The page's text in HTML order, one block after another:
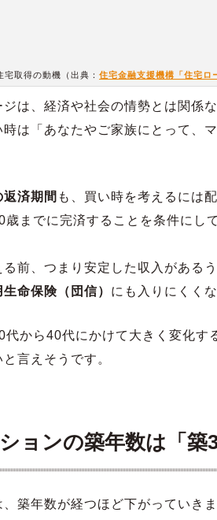
宅取得の動機（出典： 住宅金融支援機構「住宅ロ
は、経済や社会の情勢とは関係
は「あなたやご家族にとって、
済期間 も、買い時を考えるには
歳までに完済することを条件にし
る前、つまり安定した収入がある
生命保険（団信） にも入りにくくな
代から40代にかけて大きく変化す
言えそうです。
ョンの築年数は「築
築年数が経つほど下がっていきま